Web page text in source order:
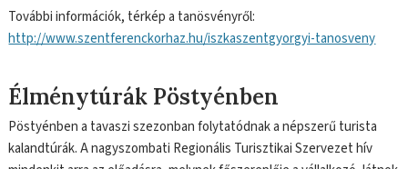
További információk, térkép a tanösvényről:
http://www.szentferenckorhaz.hu/iszkaszentgyorgyi-tanosveny
Élménytúrák Pöstyénben
Pöstyénben a tavaszi szezonban folytatódnak a népszerű turista
kalandtúrák. A nagyszombati Regionális Turisztikai Szervezet hív